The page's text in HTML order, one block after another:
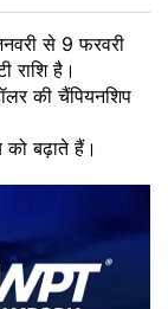
से 9 फरवरी
राशि है।
की चैंपियनशिप
बढ़ाते हैं।